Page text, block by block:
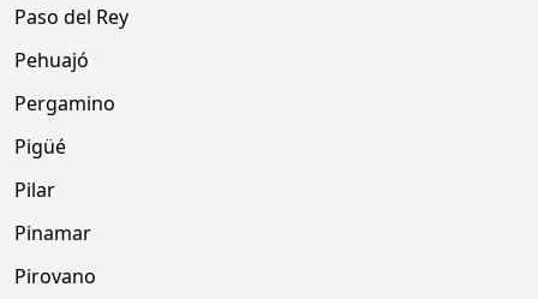
Paso del Rey
Pehuajó
Pergamino
Pigüé
Pilar
Pinamar
Pirovano